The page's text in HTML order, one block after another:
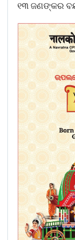
୧୩ ଜଣଙ୍କର